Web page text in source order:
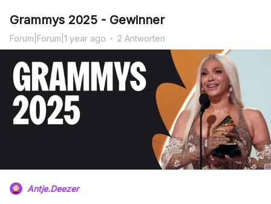
Grammys 2025 - Gewinner
Forum|Forum|1 year ago 2 Antworten
Antje.Deezer